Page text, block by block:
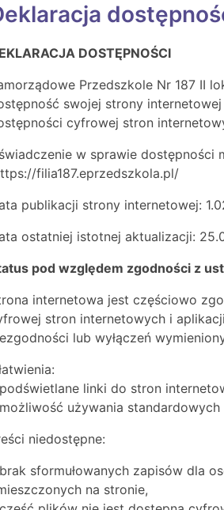
DOSTĘPNOŚCI
Przedszkole Nr 187 II
swojej strony
cyfrowej stron
w sprawie dostępności
filia187.eprzedszkola.pl/
publikacji strony internetowej:
ostatniej istotnej aktualizacji:
pod względem zgodności z
internetowa jest częściowo
stron internetowych i
lub wyłączeń
linki do stron
używania
niedostępne:
sformułowanych zapisów dla
na stronie,